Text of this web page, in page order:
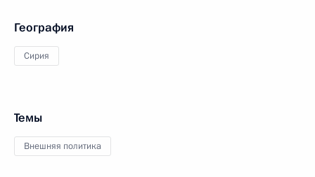
География
Сирия
Темы
Внешняя политика